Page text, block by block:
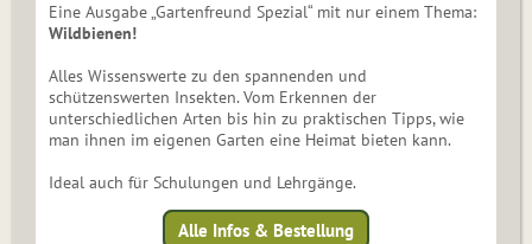
Eine Ausgabe „Gartenfreund Spezial“ mit nur einem Thema:
Wildbienen!
Alles Wissenswerte zu den spannenden und
schützenswerten Insekten. Vom Erkennen der
unterschiedlichen Arten bis hin zu praktischen Tipps, wie
man ihnen im eigenen Garten eine Heimat bieten kann.
Ideal auch für Schulungen und Lehrgänge.
Alle Infos & Bestellung